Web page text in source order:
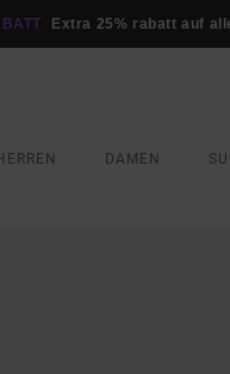
Extra 25% rabatt auf
DAMEN